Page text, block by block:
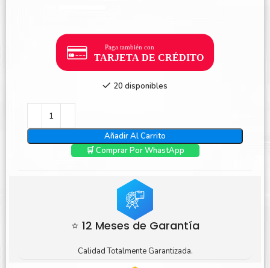
20 disponibles
Añadir Al Carrito
🛒 Comprar Por WhastApp
⭐ 12 Meses de Garantía
Calidad Totalmente Garantizada.